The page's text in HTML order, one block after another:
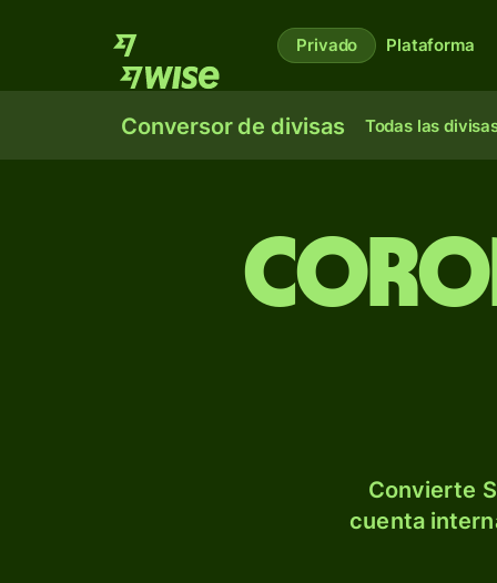
Privado Plataforma
Conversor de divisas Todas las
Convierte
cuenta